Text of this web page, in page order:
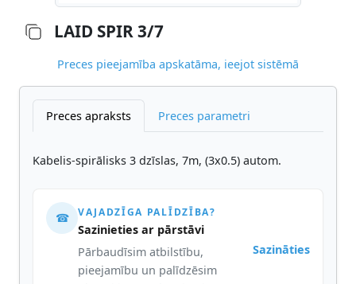
LAID SPIR 3/7
Preces pieejamība apskatāma, ieejot sistēmā
Preces apraksts Preces parametri
Kabelis-spirālisks 3 dzīslas, 7m, (3x0.5) autom.
☎ VAJADZĪGA PALĪDZĪBA?
Sazinieties ar pārstāvi
Pārbaudīsim atbilstību,
pieejamību un palīdzēsim
Sazināties